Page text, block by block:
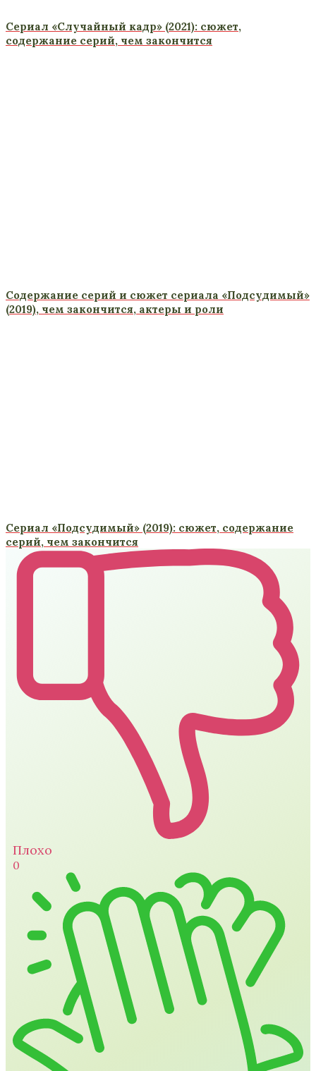
Сериал «Случайный кадр» (2021): сюжет,
содержание серий, чем закончится
Содержание серий и сюжет сериала «Подсудимый»
(2019), чем закончится, актеры и роли
Сериал «Подсудимый» (2019): сюжет, содержание
серий, чем закончится
Плохо
0